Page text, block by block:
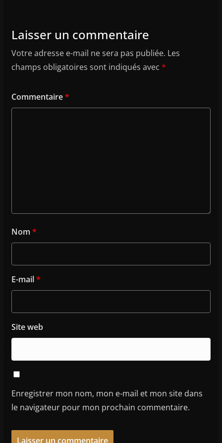
Laisser un commentaire
Votre adresse e-mail ne sera pas publiée. Les
champs obligatoires sont indiqués avec *
Commentaire*
Nom *
E-mail*
Site web
Enregistrer mon nom, mon e-mail et mon site dans
le navigateur pour mon prochain commentaire.